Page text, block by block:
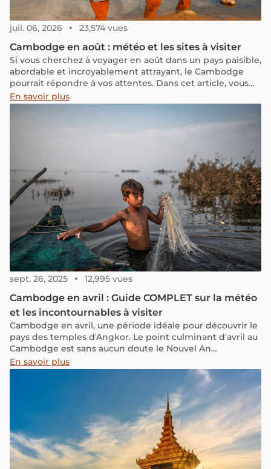
juil. 06, 2026 23,574 vues
Cambodge en août : météo et les sites à visiter
Si vous cherchez à voyager en août dans un pays paisible,
abordable et incroyablement attrayant, le Cambodge
pourrait répondre à vos attentes. Dans cet article, vous
trouverez toutes les informations authentiques et variées
sur le Cambodge en août, et nous explorerons ensemble
En savoir plus
sept. 26, 2025 12,995 vues
Cambodge en avril : Guide COMPLET sur la météo
et les incontournables à visiter
Cambodge en avril, une période idéale pour découvrir le
pays des temples d'Angkor. Le point culminant d'avril au
Cambodge est sans aucun doute le Nouvel An
Cambodgien, également connu sous le nom de Choul
Chnam Thmey. Cette période est marquée par des
festivités colorées et des rituels ancestraux, offrant aux
visiteurs une immersion unique dans la riche culture
cambodgienne. Rejoignez-nous pour découvrir quel
temps il fait ce mois-ci et tous les renseignements
pratiques nécessaires pour une visite réussie.
En savoir plus